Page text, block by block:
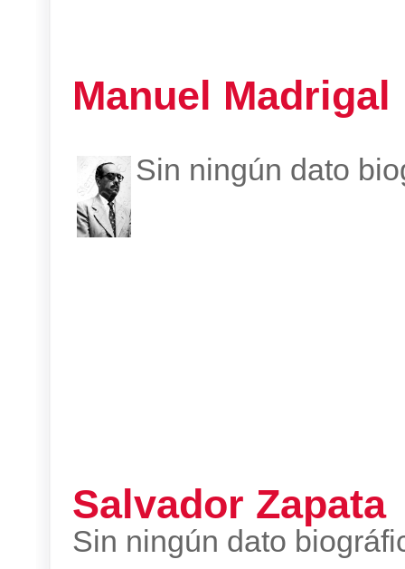
Manuel Madrigal
Sin ningún dato
Salvador Zapata
Sin ningún dato